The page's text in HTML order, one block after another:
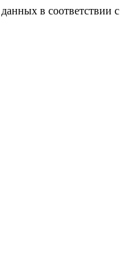
в соответствии с